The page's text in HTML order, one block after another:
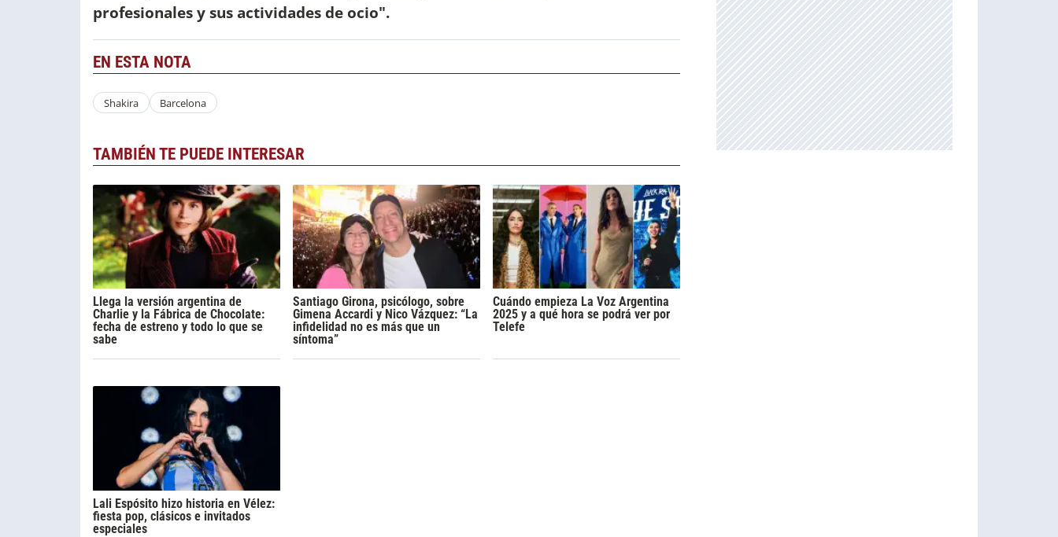
profesionales y sus actividades de ocio".
EN ESTA NOTA
Shakira Barcelona
TAMBIÉN TE PUEDE INTERESAR
Llega la versión argentina de
Charlie y la Fábrica de Chocolate:
fecha de estreno y todo lo que se
sabe
Santiago Girona, psicólogo, sobre
Gimena Accardi y Nico Vázquez: “La
infidelidad no es más que un
síntoma”
Cuándo empieza La Voz Argentina
2025 y a qué hora se podrá ver por
Telefe
Lali Espósito hizo historia en Vélez:
fiesta pop, clásicos e invitados
especiales